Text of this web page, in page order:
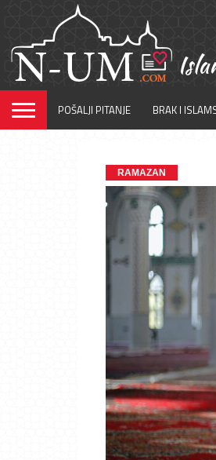
POŠALJI PITANJE BRAK I
RAMAZAN